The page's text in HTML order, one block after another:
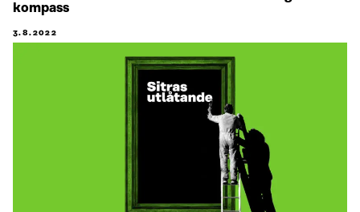
kompass
3.8.2022